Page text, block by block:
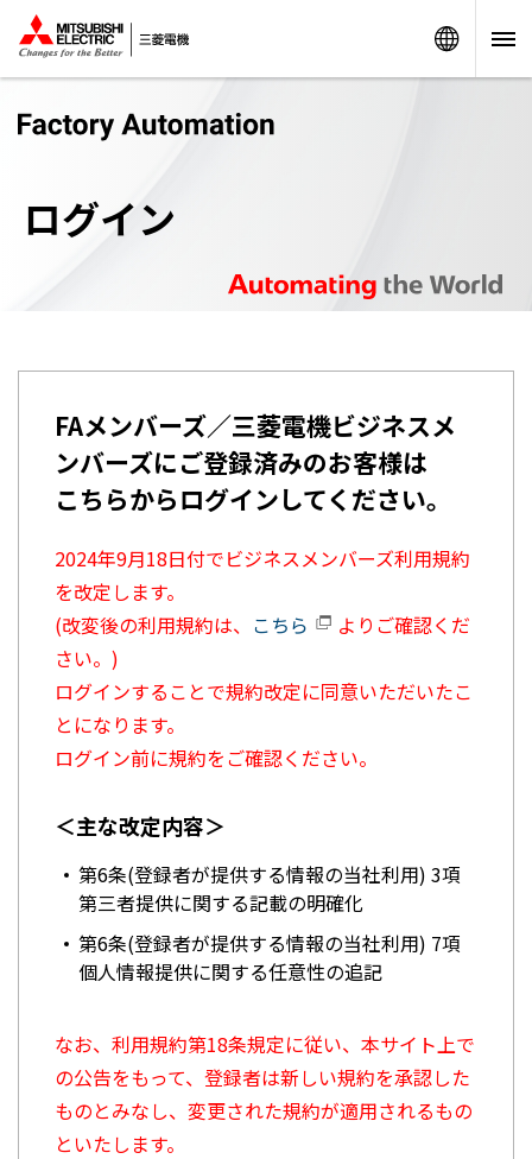
ログイン
FAメンバーズ／三菱電機ビジネスメ
ンバーズにご登録済みのお客様は
こちらからログインしてください。
2024年9月18日付でビジネスメンバーズ利用規約
を改定します。
(改変後の利用規約は、 こちら
よりご確認くだ
さい。)
ログインすることで規約改定に同意いただいたこ
とになります。
ログイン前に規約をご確認ください。
＜主な改定内容＞
第6条(登録者が提供する情報の当社利用) 3項
第三者提供に関する記載の明確化
第6条(登録者が提供する情報の当社利用) 7項
個人情報提供に関する任意性の追記
なお、利用規約第18条規定に従い、本サイト上で
の公告をもって、登録者は新しい規約を承認した
ものとみなし、変更された規約が適用されるもの
といたします。